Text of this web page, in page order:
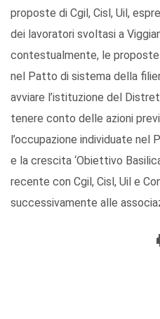
proposte di Cgil, Cisl, Uil,
dei lavoratori svoltasi a
contestualmente, le
nel Patto di sistema della
avviare l’istituzione del
tenere conto delle azioni
l’occupazione individuate
e la crescita ‘Obiettivo
recente con Cgil, Cisl, Uil e
successivamente alle